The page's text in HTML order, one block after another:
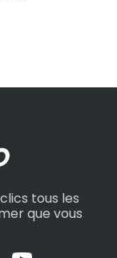
tous les
que vous